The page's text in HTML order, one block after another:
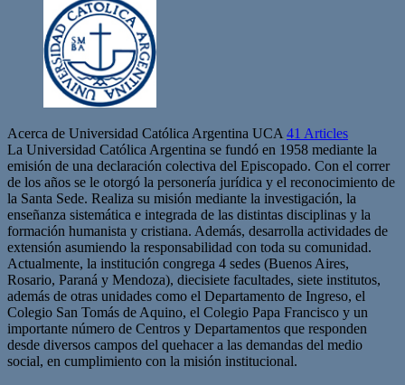
Acerca de Universidad Católica Argentina UCA 41 Articles
La Universidad Católica Argentina se fundó en 1958 mediante la
emisión de una declaración colectiva del Episcopado. Con el correr
de los años se le otorgó la personería jurídica y el reconocimiento de
la Santa Sede. Realiza su misión mediante la investigación, la
enseñanza sistemática e integrada de las distintas disciplinas y la
formación humanista y cristiana. Además, desarrolla actividades de
extensión asumiendo la responsabilidad con toda su comunidad.
Actualmente, la institución congrega 4 sedes (Buenos Aires,
Rosario, Paraná y Mendoza), diecisiete facultades, siete institutos,
además de otras unidades como el Departamento de Ingreso, el
Colegio San Tomás de Aquino, el Colegio Papa Francisco y un
importante número de Centros y Departamentos que responden
desde diversos campos del quehacer a las demandas del medio
social, en cumplimiento con la misión institucional.